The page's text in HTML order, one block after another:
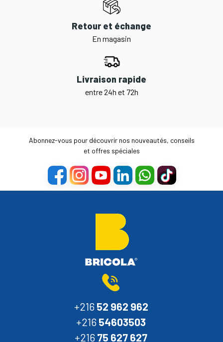
Retour et échange
En magasin
Livraison rapide
entre 24h et 72h
Abonnez-vous pour découvrir nos nouveautés, conseils
et offres spéciales
+216 52 962 962
+216 54603503
+216 75 627 627